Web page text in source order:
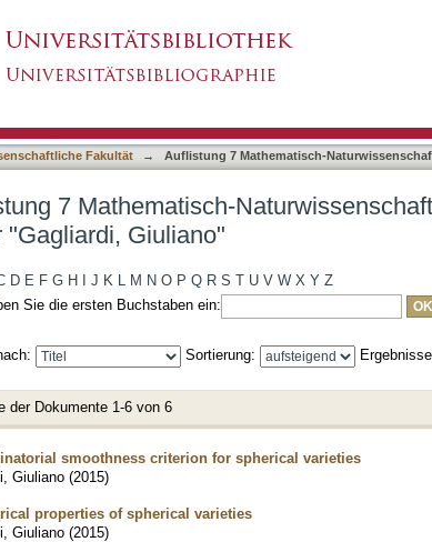
Fakultät → Auflistung 7 Mathematisch-
7 Mathematisch-
"Gagliardi, Giuliano"
D E F G H J K L M N O P Q R S T U V W X Y Z
Sie die ersten Buchstaben ein:
Sortierung:
der Dokumente 1-6 von 6
smoothness criterion for spherical varieties
Giuliano (2015)
properties of spherical varieties
Giuliano (2015)